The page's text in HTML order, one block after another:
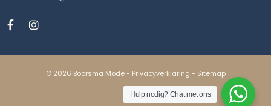
© 2026 Boorsma Mode - Privacyverklaring - Sitemap
Hulp nodig? Chat met ons